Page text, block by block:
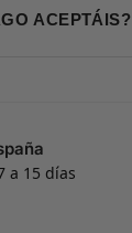
ACEPTÁIS?
a 15 días